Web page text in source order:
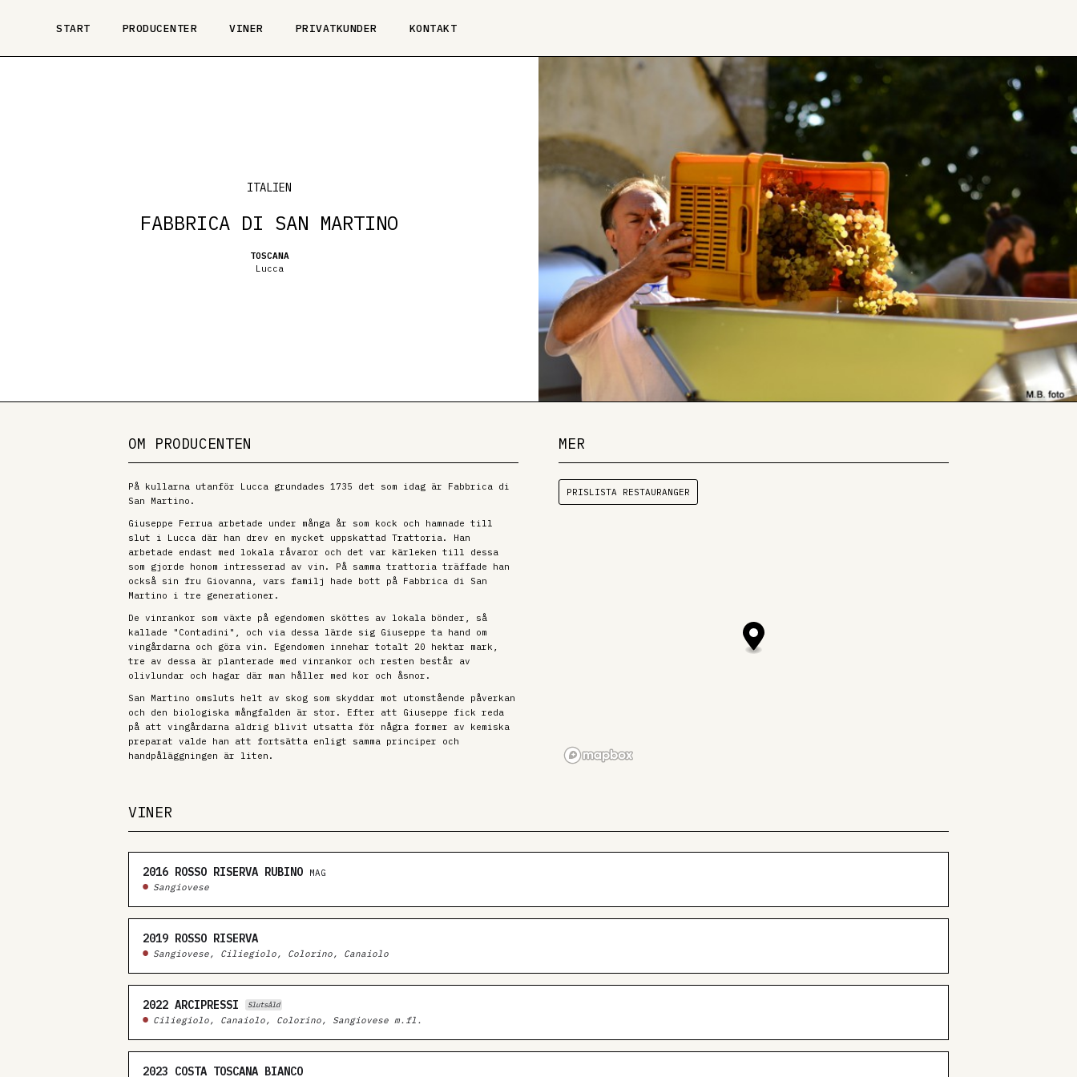
START PRODUCENTER VINER PRIVATKUNDER KONTAKT
ITALIEN
FABBRICA DI SAN MARTINO
TOSCANA
Lucca
OM PRODUCENTEN
På kullarna utanför Lucca grundades 1735 det som idag är Fabbrica di
San Martino.
Giuseppe Ferrua arbetade under många år som kock och hamnade till
slut i Lucca där han drev en mycket uppskattad Trattoria. Han
arbetade endast med lokala råvaror och det var kärleken till dessa
som gjorde honom intresserad av vin. På samma trattoria träffade han
också sin fru Giovanna, vars familj hade bott på Fabbrica di San
Martino i tre generationer.
De vinrankor som växte på egendomen sköttes av lokala bönder, så
kallade "Contadini", och via dessa lärde sig Giuseppe ta hand om
vingårdarna och göra vin. Egendomen innehar totalt 20 hektar mark,
tre av dessa är planterade med vinrankor och resten består av
olivlundar och hagar där man håller med kor och åsnor.
San Martino omsluts helt av skog som skyddar mot utomstående påverkan
och den biologiska mångfalden är stor. Efter att Giuseppe fick reda
på att vingårdarna aldrig blivit utsatta för några former av kemiska
preparat valde han att fortsätta enligt samma principer och
handpåläggningen är liten.
MER
PRISLISTA RESTAURANGER
VINER
2016 ROSSO RISERVA RUBINO
MAG
Sangiovese
2019 ROSSO RISERVA
Sangiovese, Ciliegiolo, Colorino, Canaiolo
2022 ARCIPRESSI Slutsåld
Ciliegiolo, Canaiolo, Colorino, Sangiovese m.fl.
2023 COSTA TOSCANA BIANCO